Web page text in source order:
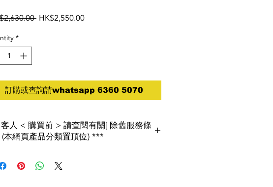
Regular
HK$2,550.00Sale
*
訂購或查詢請whatsapp 6360 5070
人 < 購買前 > 請查閱有關[ 除舊服務條
本網頁產品分類置頂位) ***
責任計劃」,如消費者欲棄置屬相同類別的舊電器